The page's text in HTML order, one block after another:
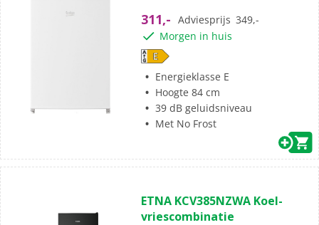
311,- Adviesprijs 349,-
Morgen in huis
Energieklasse E
Hoogte 84 cm
39 dB geluidsniveau
Met No Frost
ETNA KCV385NZWA Koel-
vriescombinatie